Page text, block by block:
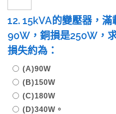
12. 15kVA的變壓器，滿
90W，銅損是250W，
損失約為：
(A)90W
(B)150W
(C)180W
(D)340W。